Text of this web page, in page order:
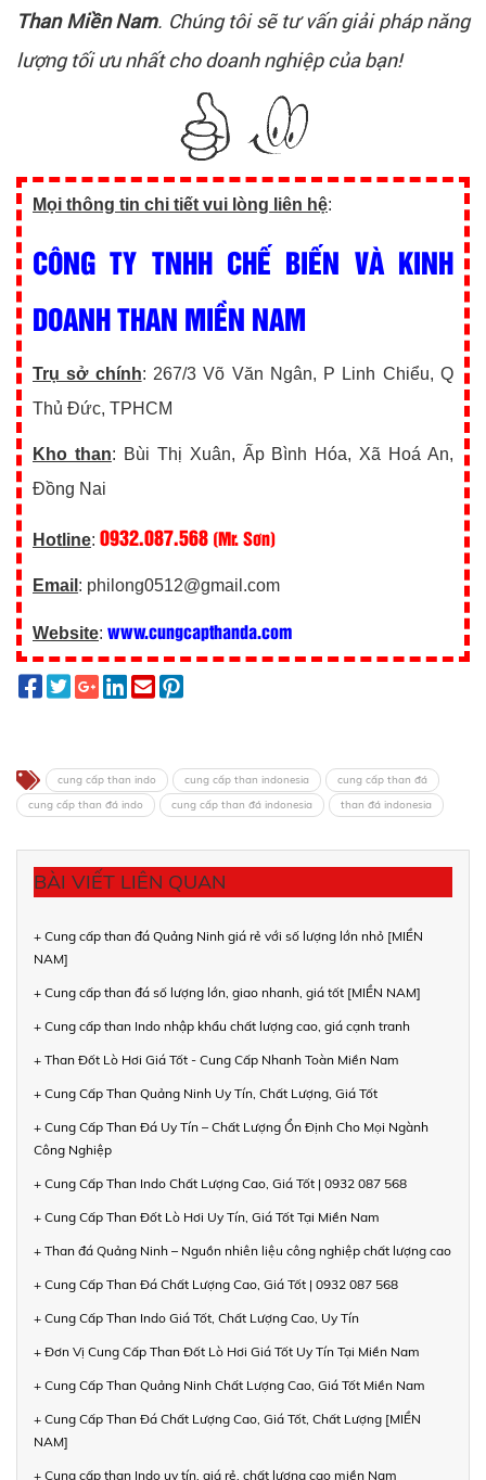
Than Miền Nam. Chúng tôi sẽ tư vấn giải pháp năng
lượng tối ưu nhất cho doanh nghiệp của bạn!
Mọi thông tin chi tiết vui lòng liên hệ:
CÔNG TY TNHH CHẾ BIẾN VÀ KINH
DOANH THAN MIỀN NAM
Trụ sở chính: 267/3 Võ Văn Ngân, P Linh Chiểu, Q
Thủ Đức, TPHCM
Kho than: Bùi Thị Xuân, Ấp Bình Hóa, Xã Hoá An,
Đồng Nai
Hotline: 0932.087.568 (Mr. Sơn)
Email : philong0512@gmail.com
Website: www.cungcapthanda.com
cung cấp than indo cung cấp than indonesia
cung cấp than đá
cung cấp than đá indo
cung cấp than đá indonesia than đá indonesia
BÀI VIẾT LIÊN QUAN
+ Cung cấp than đá Quảng Ninh giá rẻ với số lượng lớn nhỏ [MIỀN
NAM]
+ Cung cấp than đá số lượng lớn, giao nhanh, giá tốt [MIỀN NAM]
+ Cung cấp than Indo nhập khẩu chất lượng cao, giá cạnh tranh
+ Than Đốt Lò Hơi Giá Tốt - Cung Cấp Nhanh Toàn Miền Nam
+ Cung Cấp Than Quảng Ninh Uy Tín, Chất Lượng, Giá Tốt
+ Cung Cấp Than Đá Uy Tín – Chất Lượng Ổn Định Cho Mọi Ngành
Công Nghiệp
+ Cung Cấp Than Indo Chất Lượng Cao, Giá Tốt | 0932 087 568
+ Cung Cấp Than Đốt Lò Hơi Uy Tín, Giá Tốt Tại Miền Nam
+ Than đá Quảng Ninh – Nguồn nhiên liệu công nghiệp chất lượng cao
+ Cung Cấp Than Đá Chất Lượng Cao, Giá Tốt | 0932 087 568
+ Cung Cấp Than Indo Giá Tốt, Chất Lượng Cao, Uy Tín
+ Đơn Vị Cung Cấp Than Đốt Lò Hơi Giá Tốt Uy Tín Tại Miền Nam
+ Cung Cấp Than Quảng Ninh Chất Lượng Cao, Giá Tốt Miền Nam
+ Cung Cấp Than Đá Chất Lượng Cao, Giá Tốt, Chất Lượng [MIỀN
NAM]
+ Cung cấp than Indo uy tín, giá rẻ, chất lượng cao miền Nam